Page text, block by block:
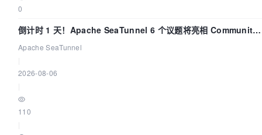
0
倒计时 1 天！Apache SeaTunnel 6 个议题将亮相 Community
Over Code Asia 2026
Apache SeaTunnel
2026-08-06
110